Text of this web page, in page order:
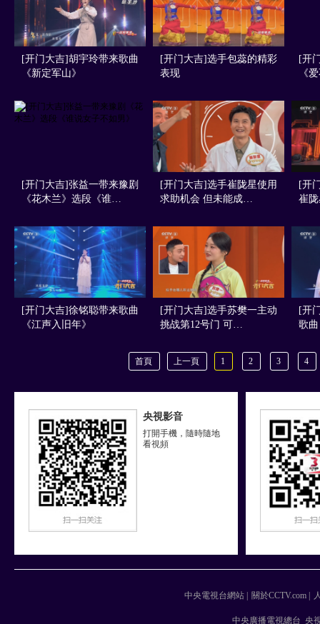
[开门大吉]胡宇玲带来歌曲
《新定军山》
[开门大吉]选手包蕊的精彩
表现
[开
《
[开门大吉]张益一带来豫剧
《花木兰》选段《谁…
[开门大吉]选手崔陇星使用
求助机会 但未能成…
[开
崔
[开门大吉]徐铭聪带来歌曲
《江声入旧年》
[开门大吉]选手苏樊一主动
挑战第12号门 可…
[开
歌
首頁 上一頁 1 2 3 4
央視影音
打開手機，隨時隨地
看視頻
中央電視台網站 關於CCTV.com
中央廣播電視總台 央